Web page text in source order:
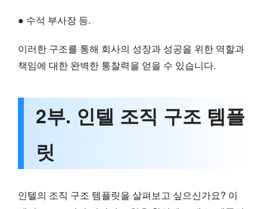
● 수석 부사장 등.
이러한 구조를 통해 회사의 성장과 성공을 위한 역할과
책임에 대한 완벽한 통찰력을 얻을 수 있습니다.
2부. 인텔 조직 구조 템플
릿
인텔의 조직 구조 템플릿을 살펴보고 싶으신가요? 이